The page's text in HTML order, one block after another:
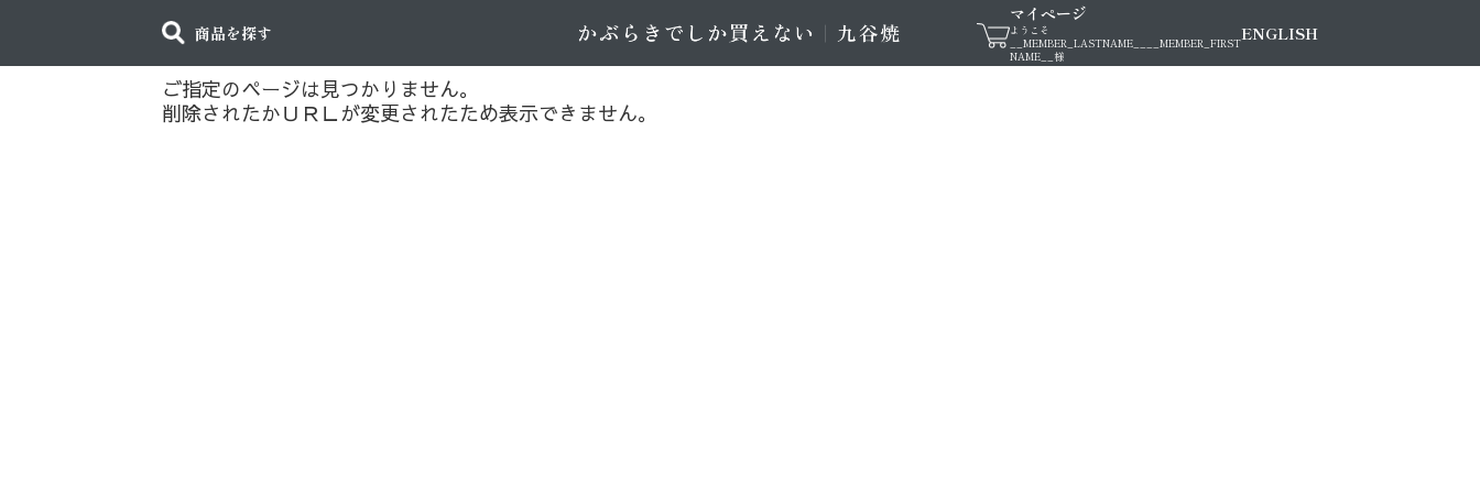
商品を探す
マイページ
ようこそ
__MEMBER_LASTNAME__
__MEMBER_FIRST
NAME__ 様
ENGLISH
ご指定のページは見つかりません。
削除されたかＵＲＬが変更されたため表示できません。